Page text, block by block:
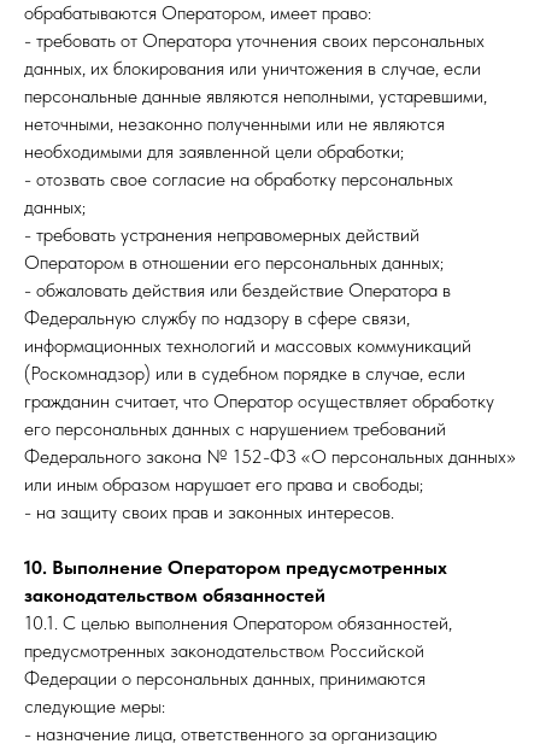
обрабатываются Оператором, имеет право:
- требовать от Оператора уточнения своих персональных
данных, их блокирования или уничтожения в случае, если
персональные данные являются неполными, устаревшими,
неточными, незаконно полученными или не являются
необходимыми для заявленной цели обработки;
- отозвать свое согласие на обработку персональных
данных;
- требовать устранения неправомерных действий
Оператором в отношении его персональных данных;
- обжаловать действия или бездействие Оператора в
Федеральную службу по надзору в сфере связи,
информационных технологий и массовых коммуникаций
(Роскомнадзор) или в судебном порядке в случае, если
гражданин считает, что Оператор осуществляет обработку
его персональных данных с нарушением требований
Федерального закона № 152-ФЗ «О персональных данных»
или иным образом нарушает его права и свободы;
- на защиту своих прав и законных интересов.
10. Выполнение Оператором предусмотренных
законодательством обязанностей
10.1. С целью выполнения Оператором обязанностей,
предусмотренных законодательством Российской
Федерации о персональных данных, принимаются
следующие меры:
- назначение лица, ответственного за организацию